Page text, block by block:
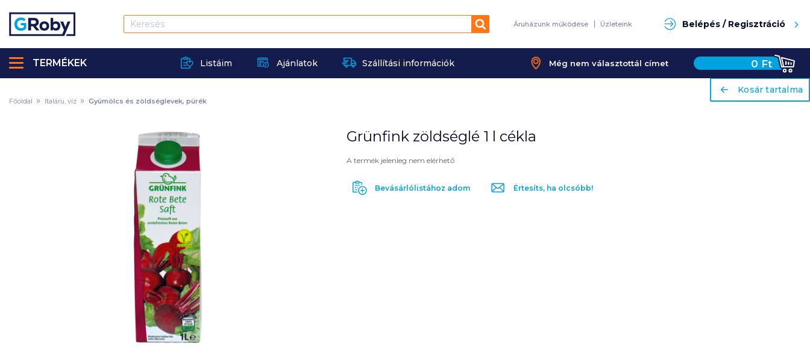
Keresés Áruházunk működése Üzleteink Belépés / Regisztráció
Listáim Ajánlatok Szállítási információk Még nem választottál címet 0 Ft
TERMÉKEK
ariaLabel
Kosár tartalma
Főoldal Italáru, víz Gyümölcs és zöldséglevek, pürék
Grünfink zöldséglé 1 l cékla
A termék jelenleg nem elérhető
Bevásárlólistához adom Értesíts, ha olcsóbb!